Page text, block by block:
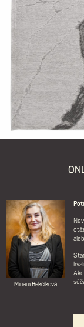
Miriam Bekčíková